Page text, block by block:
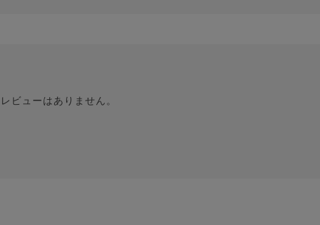
レビューはありません。